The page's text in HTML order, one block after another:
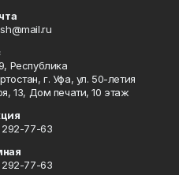
Республика
г. Уфа, ул. 50-летия
13, Дом печати, 10 этаж
292-77-63
292-77-63